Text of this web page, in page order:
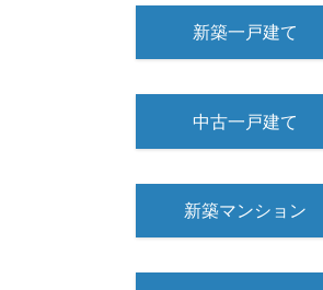
新築一戸建て
中古一戸建て
新築マンション